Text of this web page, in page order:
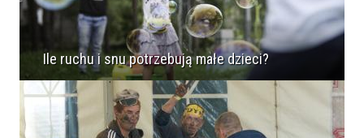
Ile ruchu i snu potrzebują małe dzieci?